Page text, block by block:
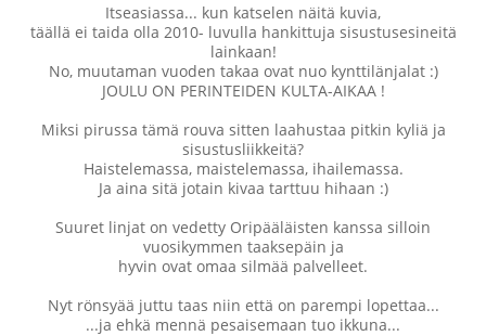
Itseasiassa... kun katselen näitä kuvia,
täällä ei taida olla 2010- luvulla hankittuja sisustusesineitä
lainkaan!
No, muutaman vuoden takaa ovat nuo kynttilänjalat :)
JOULU ON PERINTEIDEN KULTA-AIKAA !
Miksi pirussa tämä rouva sitten laahustaa pitkin kyliä ja
sisustusliikkeitä?
Haistelemassa, maistelemassa, ihailemassa.
Ja aina sitä jotain kivaa tarttuu hihaan :)
Suuret linjat on vedetty Oripääläisten kanssa silloin
vuosikymmen taaksepäin ja
hyvin ovat omaa silmää palvelleet.
Nyt rönsyää juttu taas niin että on parempi lopettaa...
...ja ehkä mennä pesaisemaan tuo ikkuna...